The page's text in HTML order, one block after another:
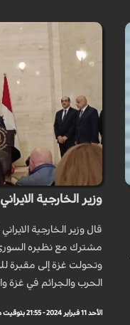
وزير الخارجية
قال وزير الخارجية
مشترك مع نظيره
وتحولت غزة إلى مقبرة
الحرب والجرائم في غزة
الأحد 11 فبراير 2024 - 21:55 بتوقيت مكة